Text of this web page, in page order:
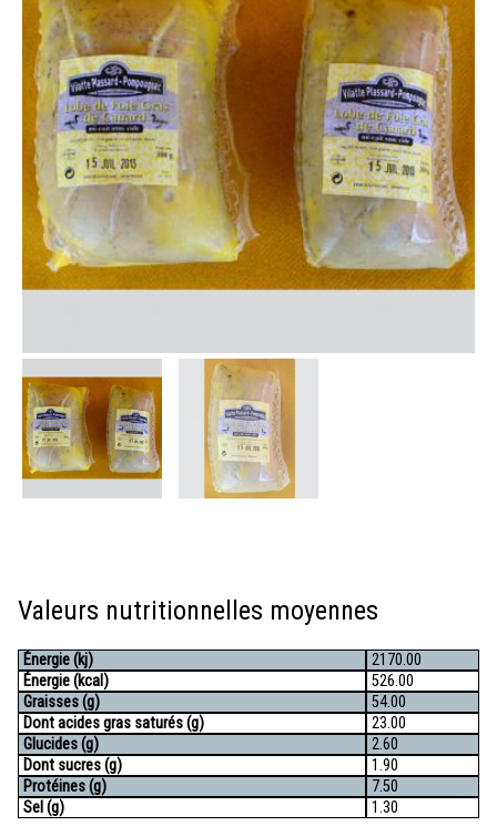
Valeurs nutritionnelles moyennes
Énergie (kj)
2170.00
Énergie (kcal)
526.00
Graisses (g)
54.00
Dont acides gras saturés (g)
23.00
Glucides (g)
2.60
Dont sucres (g)
1.90
Protéines (g)
7.50
Sel (g)
1.30